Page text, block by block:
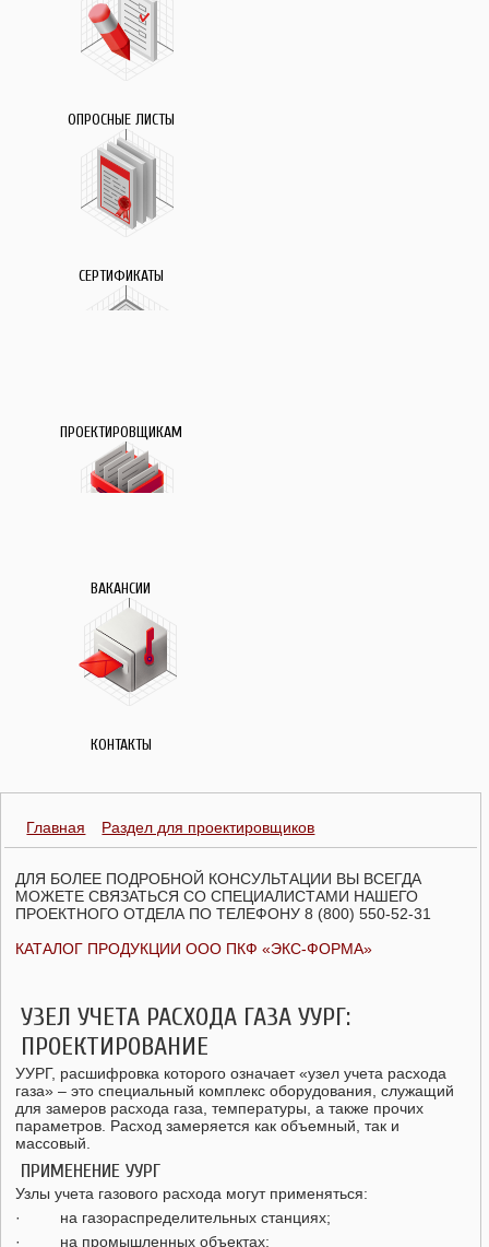
ОПРОСНЫЕ ЛИСТЫ
СЕРТИФИКАТЫ
ПРОЕКТИРОВЩИКАМ
ВАКАНСИИ
КОНТАКТЫ
Главная Раздел для проектировщиков
ДЛЯ БОЛЕЕ ПОДРОБНОЙ КОНСУЛЬТАЦИИ ВЫ ВСЕГДА
МОЖЕТЕ СВЯЗАТЬСЯ СО СПЕЦИАЛИСТАМИ НАШЕГО
ПРОЕКТНОГО ОТДЕЛА ПО ТЕЛЕФОНУ 8 (800) 550-52-31
КАТАЛОГ ПРОДУКЦИИ ООО ПКФ «ЭКС-ФОРМА»
УЗЕЛ УЧЕТА РАСХОДА ГАЗА УУРГ:
ПРОЕКТИРОВАНИЕ
УУРГ, расшифровка которого означает «узел учета расхода
газа» – это специальный комплекс оборудования, служащий
для замеров расхода газа, температуры, а также прочих
параметров. Расход замеряется как объемный, так и
массовый.
ПРИМЕНЕНИЕ УУРГ
Узлы учета газового расхода могут применяться:
· на газораспределительных станциях;
· на промышленных объектах;